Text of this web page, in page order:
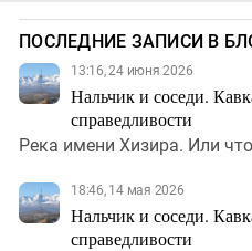
ПОСЛЕДНИЕ ЗАПИСИ В
13:16, 24 июня 2026
Нальчик и соседи.
справедливости
Река имени Хизира. Или
18:46, 14 мая 2026
Нальчик и соседи.
справедливости